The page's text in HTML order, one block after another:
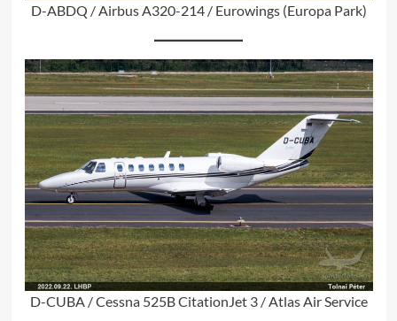
D-ABDQ / Airbus A320-214 / Eurowings (Europa Park)
D-CUBA / Cessna 525B CitationJet 3 / Atlas Air Service